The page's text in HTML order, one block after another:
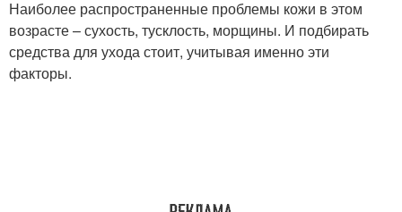
Наиболее распространенные проблемы кожи в этом
возрасте – сухость, тусклость, морщины. И подбирать
средства для ухода стоит, учитывая именно эти
факторы.